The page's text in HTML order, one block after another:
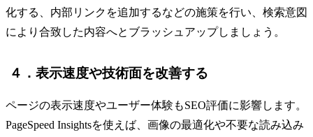
化する、内部リンクを追加するなどの施策を行い、検索意図
により合致した内容へとブラッシュアップしましょう。
４．表示速度や技術面を改善する
ページの表示速度やユーザー体験もSEO評価に影響します。
PageSpeed Insightsを使えば、画像の最適化や不要な読み込み